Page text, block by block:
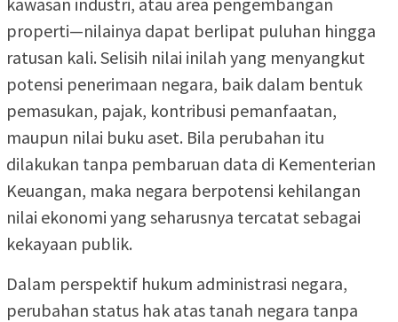
properti—nilainya dapat berlipat puluhan hingga
ratusan kali. Selisih nilai inilah yang menyangkut
potensi penerimaan negara, baik dalam bentuk
pemasukan, pajak, kontribusi pemanfaatan,
maupun nilai buku aset. Bila perubahan itu
dilakukan tanpa pembaruan data di Kementerian
Keuangan, maka negara berpotensi kehilangan
nilai ekonomi yang seharusnya tercatat sebagai
kekayaan publik.
Dalam perspektif hukum administrasi negara,
perubahan status hak atas tanah negara tanpa